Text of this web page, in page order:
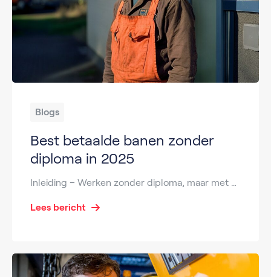
Blogs
Best betaalde banen zonder
diploma in 2025
Lees bericht